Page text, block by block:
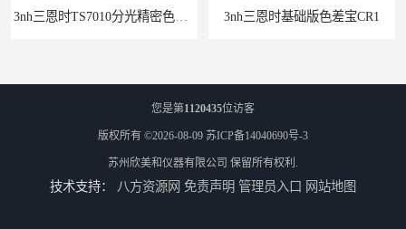
3nh三恩时TS7010分光精密色差仪 3nh三恩时基础版色差宝CR1
您是第1120435位访客
版权所有 ©2026-08-09 苏ICP备14040690号-3
苏州欣美和仪器有限公司 保留所有权利.
技术支持： 八方资源网 免责声明 管理员入口 网站地图